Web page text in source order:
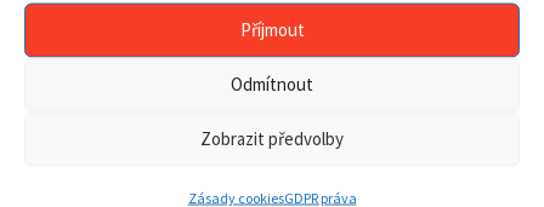
Příjmout
Odmítnout
Zobrazit předvolby
Zásady cookiesGDPR práva
KOMUNITNÍ ŠKOLA HEŘMÁNEK
ZÁSADY COOKIES (EU)